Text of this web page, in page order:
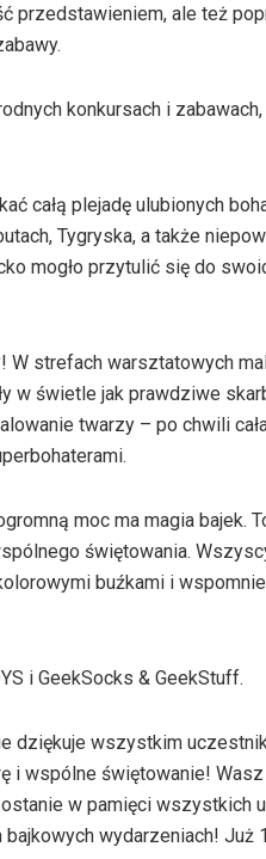
przedstawieniem, ale też
konkursach i
całą plejadę ulubionych
Tygryska, a także
mogło przytulić się do
W strefach warsztatowych
w świetle jak prawdziwe
twarzy – po chwili
moc ma magia bajek.
świętowania.
buźkami i
i GeekSocks & GeekStuff.
dziękuje wszystkim
i wspólne świętowanie!
w pamięci wszystkich
wydarzeniach! Już